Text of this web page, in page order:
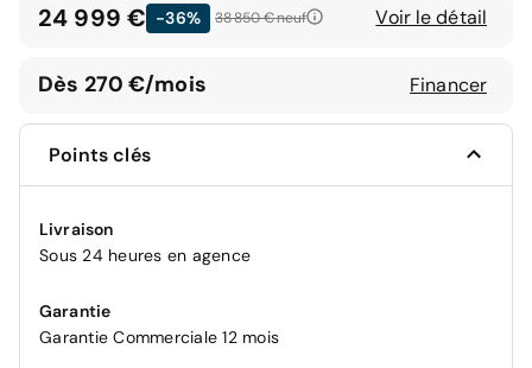
24 999 € -36% 38 850 €neuf Voir le détail
Dès 270 €/mois Financer
Points clés
Livraison
Sous 24 heures en agence
Garantie
Garantie Commerciale 12 mois